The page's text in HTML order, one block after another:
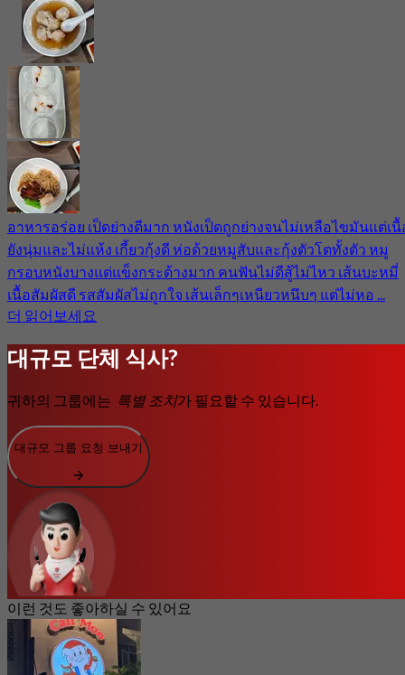
อาหารอร่อย เป็ดย่างดีมาก หนังเป็ดถูกย่างจนไม่เหลือไขมันแต่เนื้
ยังนุ่มและไม่แห้ง เกี้ยวกุ้งดี ห่อด้วยหมูสับและกุ้งตัวโตทั้งตัว หมู
กรอบหนังบางแต่แข็งกระด้างมาก คนฟันไม่ดีสู้ไม่ไหว เส้นบะหมี่
เนื้อสัมผัสดี รสสัมผัสไม่ถูกใจ เส้นเล็กๆเหนียวหนึบๆ แต่ไม่หอ ...
더 읽어보세요
대규모 단체 식사?
귀하의 그룹에는 특별 조치가 필요할 수 있습니다.
대규모 그룹 요청 보내기
이런 것도 좋아하실 수 있어요